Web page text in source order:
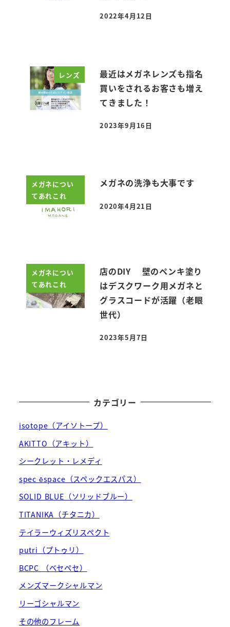
投稿日
2022年4月12日
レンズ
最近はメガネレンズも指名
買いをされるお客さも増え
てきました！
投稿日
2023年9月16日
メガネについ
てあれこれ
メガネの洗浄も大事です
投稿日
2020年4月21日
メガネについ
てあれこれ
店のDIY 壁のペンキ塗り
はデスクワーク用メガネと
グラスコードが活躍（老眼
世代）
投稿日
2023年5月7日
カテゴリー
isotope（アイソトープ）
AKITTO（アキット）
シークレット・レメディ
spec ēspace（スペックエスパス）
SOLID BLUE（ソリッドブルー）
TITANIKA（チタニカ）
テイラーウィズリスペクト
putri（プトゥリ）
BCPC （ベセペセ）
メンズマークシャルマン
リーゴシャルマン
その他のフレーム